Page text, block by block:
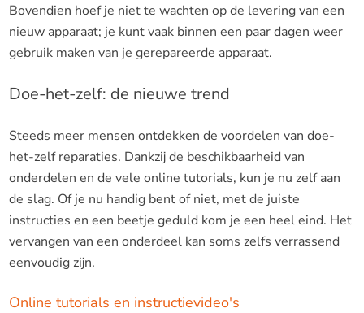
Bovendien hoef je niet te wachten op de levering van een
nieuw apparaat; je kunt vaak binnen een paar dagen weer
gebruik maken van je gerepareerde apparaat.
Doe-het-zelf: de nieuwe trend
Steeds meer mensen ontdekken de voordelen van doe-
het-zelf reparaties. Dankzij de beschikbaarheid van
onderdelen en de vele online tutorials, kun je nu zelf aan
de slag. Of je nu handig bent of niet, met de juiste
instructies en een beetje geduld kom je een heel eind. Het
vervangen van een onderdeel kan soms zelfs verrassend
eenvoudig zijn.
Online tutorials en instructievideo's